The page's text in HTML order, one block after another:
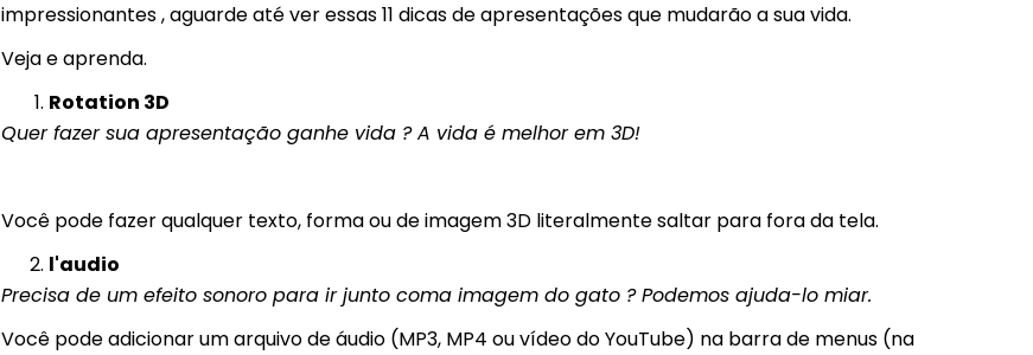
impressionantes , aguarde até ver essas 11 dicas de apresentações que mudarão a sua vida.
Veja e aprenda.
Rotation 3D
Quer fazer sua apresentação ganhe vida ? A vida é melhor em 3D!
Você pode fazer qualquer texto, forma ou de imagem 3D literalmente saltar para fora da tela.
l'audio
Precisa de um efeito sonoro para ir junto coma imagem do gato ? Podemos ajuda-lo miar.
Você pode adicionar um arquivo de áudio (MP3, MP4 ou vídeo do YouTube) na barra de menus (na